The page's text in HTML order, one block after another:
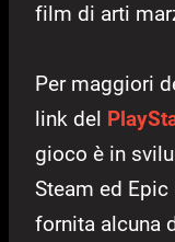
film di arti
Per maggiori
link del
gioco è in
Steam ed Epic
fornita alcuna